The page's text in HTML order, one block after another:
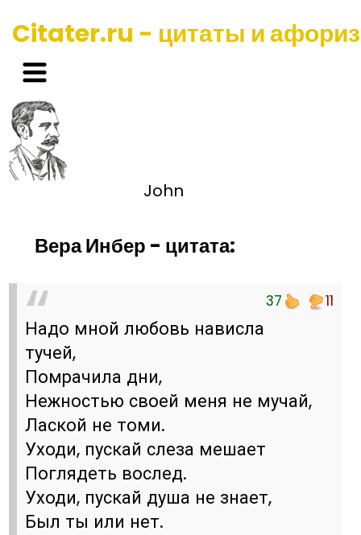
Citater.ru - цитаты и
John
Вера Инбер - цитата:
37 11
Надо мной любовь нависла
тучей,
Помрачила дни,
Нежностью своей меня не мучай,
Лаской не томи.
Уходи, пускай слеза мешает
Поглядеть вослед.
Уходи, пускай душа не знает,
Был ты или нет.